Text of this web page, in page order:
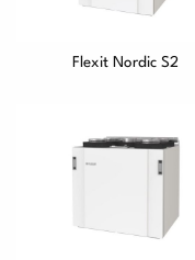
Flexit Nordic S2